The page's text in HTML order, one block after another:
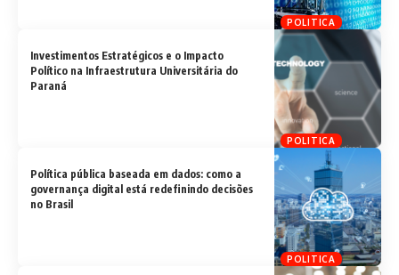
POLITICA
POLITICA
Investimentos Estratégicos e o Impacto
Político na Infraestrutura Universitária do
Paraná
POLITICA
Política pública baseada em dados: como a
governança digital está redefinindo decisões
no Brasil